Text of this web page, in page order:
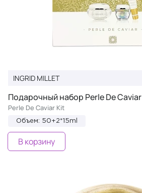
INGRID MILLET
Подарочный набор Perle De Caviar
Perle De Caviar Kit
Объем: 50+2*15ml
В корзину